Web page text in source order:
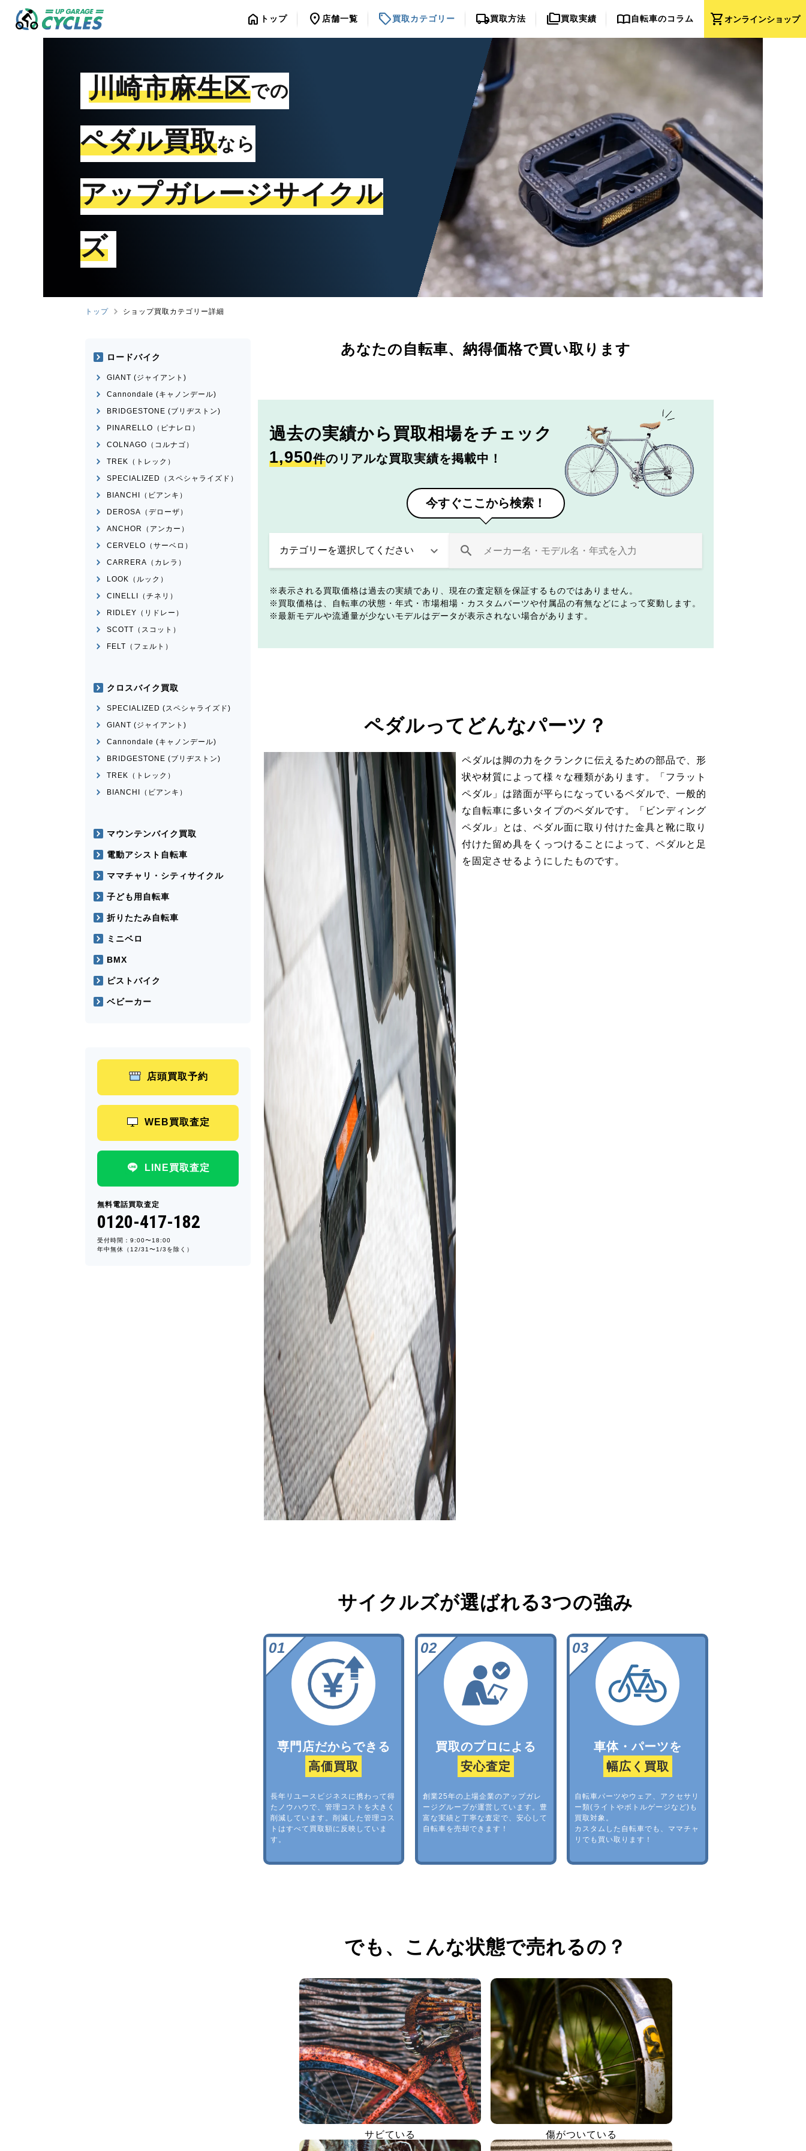
shopping_cartオンラインショップ
home トップ location_on 店舗一覧 sell買取カテゴリー local_shipping買取方法 folder_copy買取実績 import_contacts自転車のコラム
川崎市麻生区での
ペダル買取なら
アップガレージサイクル
ズ
トップ ショップ買取カテゴリー詳細
あなたの自転車、 納得価格で買い取ります
過去の実績から 買取相場をチェック
1,950件のリアルな買取実績を掲載中！
今すぐここから検索！
表示される買取価格は過去の実績であり、現在の査定額を保証するものではありません。
買取価格は、自転車の状態・年式・市場相場・カスタムパーツや付属品の有無などによって変動します。
最新モデルや流通量が少ないモデルはデータが表示されない場合があります。
ペダルってどんなパーツ？
ペダルは脚の力をクランクに伝えるための部品で、形
状や材質によって様々な種類があります。「フラット
ペダル」は踏面が平らになっているペダルで、一般的
な自転車に多いタイプのペダルです。「ビンディング
ペダル」とは、ペダル面に取り付けた金具と靴に取り
付けた留め具をくっつけることによって、ペダルと足
を固定させるようにしたものです。
サイクルズが選ばれる3つの強み
専門店だからできる
高価買取
長年リユースビジネスに携わって得
たノウハウで、管理コストを大きく
削減しています。削減した管理コス
トはすべて買取額に反映していま
す。
買取のプロによる
安心査定
創業25年の上場企業のアップガレ
ージグループが運営しています。豊
富な実績と丁寧な査定で、安心して
自転車を売却できます！
車体・パーツを
幅広く買取
自転車パーツやウェア、アクセサリ
ー類(ライトやボトルゲージなど)も
買取対象。
カスタムした自転車でも、ママチャ
リでも買い取ります！
でも、 こんな状態で売れるの？
サビている 傷がついている
ロードバイク
GIANT (ジャイアント)
Cannondale (キャノンデール)
BRIDGESTONE (ブリヂストン)
PINARELLO（ピナレロ）
COLNAGO（コルナゴ）
TREK（トレック）
SPECIALIZED（スペシャライズド）
BIANCHI（ビアンキ）
DEROSA（デローザ）
ANCHOR（アンカー）
CERVELO（サーベロ）
CARRERA（カレラ）
LOOK（ルック）
CINELLI（チネリ）
RIDLEY（リドレー）
SCOTT（スコット）
FELT（フェルト）
クロスバイク買取
SPECIALIZED (スペシャライズド)
GIANT (ジャイアント)
Cannondale (キャノンデール)
BRIDGESTONE (ブリヂストン)
TREK（トレック）
BIANCHI（ビアンキ）
マウンテンバイク買取
電動アシスト自転車
ママチャリ・シティサイクル
子ども用自転車
折りたたみ自転車
ミニベロ
BMX
ピストバイク
ベビーカー
店頭買取予約
WEB買取査定
LINE買取査定
無料電話買取査定
0120-417-182
受付時間：9:00〜18:00
年中無休（12/31〜1/3を除く）